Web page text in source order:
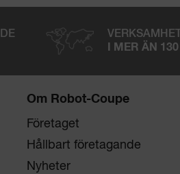
VERKSAMHET
I MER ÄN
Om Robot-Coupe
Företaget
Hållbart företagande
Nyheter